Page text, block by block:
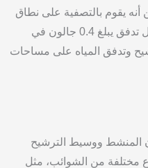
يقوم بالتصفية على نطاق
واسع، فإنه يحافظ على معدل تدفق يبلغ 0.4 جالون في
وتدفق المياه على مساحات
ووسيط الترشيح
من الشوائب، مثل